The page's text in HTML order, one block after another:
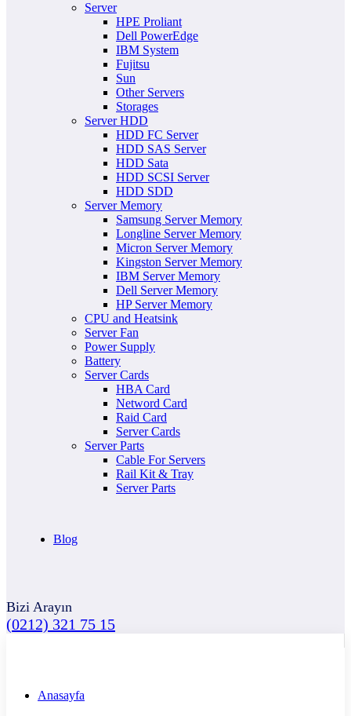
Server
HPE Proliant
Dell PowerEdge
IBM System
Fujitsu
Sun
Other Servers
Storages
Server HDD
HDD FC Server
HDD SAS Server
HDD Sata
HDD SCSI Server
HDD SDD
Server Memory
Samsung Server Memory
Longline Server Memory
Micron Server Memory
Kingston Server Memory
IBM Server Memory
Dell Server Memory
HP Server Memory
CPU and Heatsink
Server Fan
Power Supply
Battery
Server Cards
HBA Card
Netword Card
Raid Card
Server Cards
Server Parts
Cable For Servers
Rail Kit & Tray
Server Parts
Blog
Bizi Arayın
(0212) 321 75 15
Anasayfa